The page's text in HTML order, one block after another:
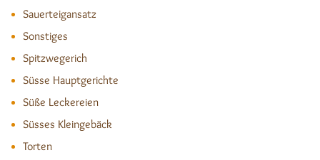
Sauerteigansatz
Sonstiges
Spitzwegerich
Süsse Hauptgerichte
Süße Leckereien
Süsses Kleingebäck
Torten